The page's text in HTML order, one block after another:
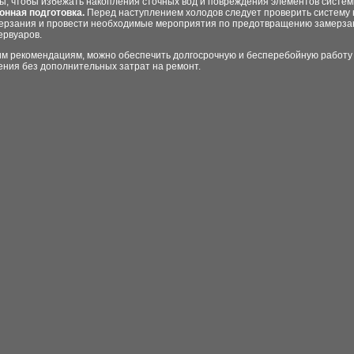
подготовка. Перед наступлением холодов следует проверить
и провести необходимые мероприятия по предотвращению
рекомендациям, можно обеспечить долгосрочную и бесперебойную
без дополнительных затрат на ремонт.